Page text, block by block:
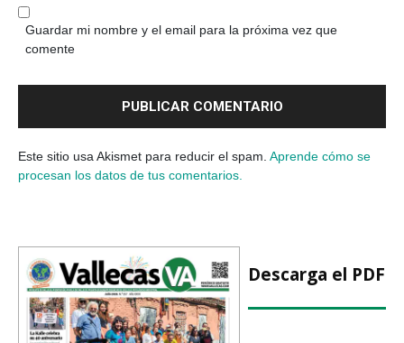
Guardar mi nombre y el email para la próxima vez que
comente
Este sitio usa Akismet para reducir el spam. Aprende cómo se
procesan los datos de tus comentarios.
Descarga el PDF